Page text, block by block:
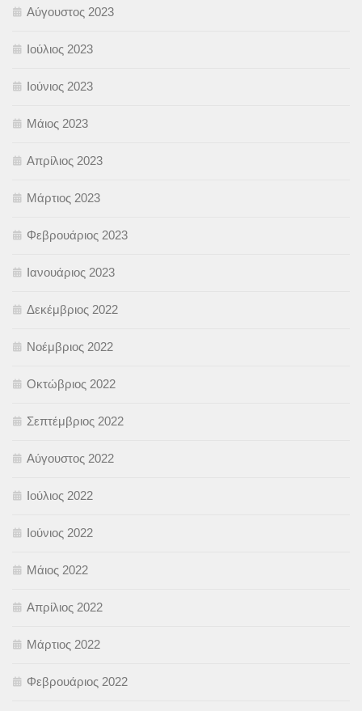
Αύγουστος 2023
Ιούλιος 2023
Ιούνιος 2023
Μάιος 2023
Απρίλιος 2023
Μάρτιος 2023
Φεβρουάριος 2023
Ιανουάριος 2023
Δεκέμβριος 2022
Νοέμβριος 2022
Οκτώβριος 2022
Σεπτέμβριος 2022
Αύγουστος 2022
Ιούλιος 2022
Ιούνιος 2022
Μάιος 2022
Απρίλιος 2022
Μάρτιος 2022
Φεβρουάριος 2022